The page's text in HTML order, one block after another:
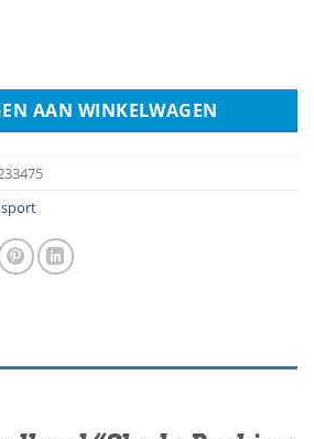
AAN WINKELWAGEN